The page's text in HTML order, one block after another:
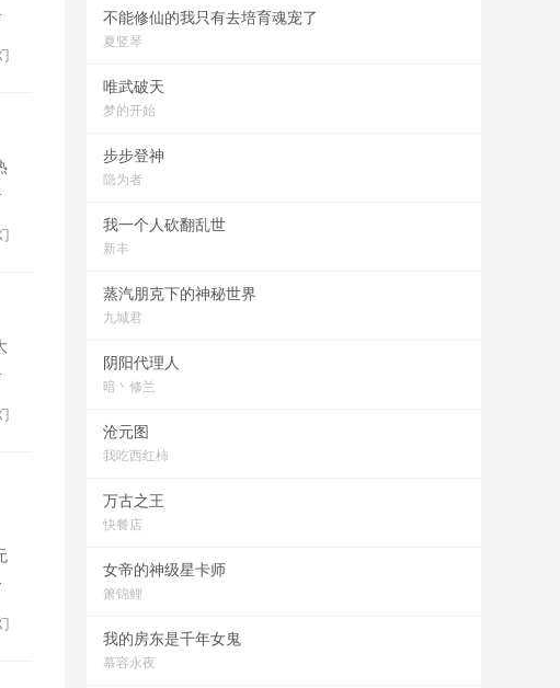
不能修仙的我只有去培育魂宠了
夏竖琴
唯武破天
梦的开始
步步登神
隐为者
我一个人砍翻乱世
新丰
蒸汽朋克下的神秘世界
九城君
阴阳代理人
暗丶修兰
沧元图
我吃西红柿
万古之王
快餐店
女帝的神级星卡师
箫锦鲤
我的房东是千年女鬼
慕容永夜